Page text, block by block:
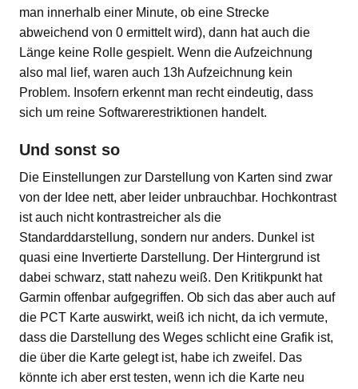
man innerhalb einer Minute, ob eine Strecke
abweichend von 0 ermittelt wird), dann hat auch die
Länge keine Rolle gespielt. Wenn die Aufzeichnung
also mal lief, waren auch 13h Aufzeichnung kein
Problem. Insofern erkennt man recht eindeutig, dass
sich um reine Softwarerestriktionen handelt.
Und sonst so
Die Einstellungen zur Darstellung von Karten sind zwar
von der Idee nett, aber leider unbrauchbar. Hochkontrast
ist auch nicht kontrastreicher als die
Standarddarstellung, sondern nur anders. Dunkel ist
quasi eine Invertierte Darstellung. Der Hintergrund ist
dabei schwarz, statt nahezu weiß. Den Kritikpunkt hat
Garmin offenbar aufgegriffen. Ob sich das aber auch auf
die PCT Karte auswirkt, weiß ich nicht, da ich vermute,
dass die Darstellung des Weges schlicht eine Grafik ist,
die über die Karte gelegt ist, habe ich zweifel. Das
könnte ich aber erst testen, wenn ich die Karte neu